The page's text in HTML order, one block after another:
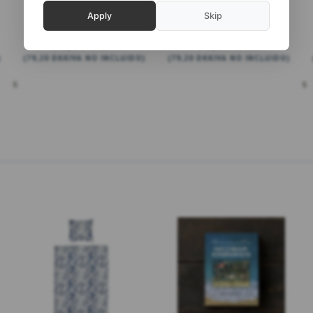
79,20 DKKIVA NO INCLUIDO 79,20 DKKIVA NO INCLUIDO)
Apply Skip